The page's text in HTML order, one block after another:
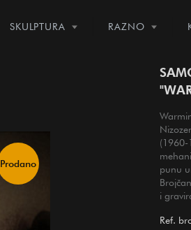
SKULPTURA RAZNO
Prodano
(1960-
punu
i
Ref.